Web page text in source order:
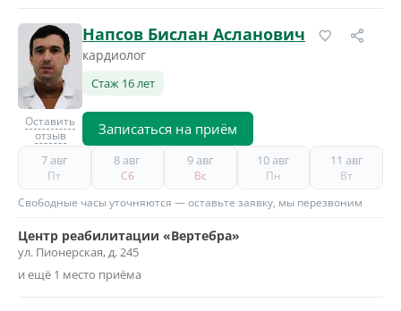
Оставить
отзыв
Напсов Бислан Асланович
кардиолог
Стаж 16 лет
Записаться на приём
7 авг
Пт
8 авг
Сб
9 авг
Вс
10 авг
Пн
11 авг
Вт
Свободные часы уточняются — оставьте заявку, мы перезвоним
Центр реабилитации «Вертебра»
ул. Пионерская, д. 245
и ещё 1 место приёма